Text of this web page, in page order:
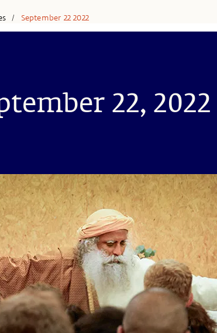
/ September 22 2022
22, 2022